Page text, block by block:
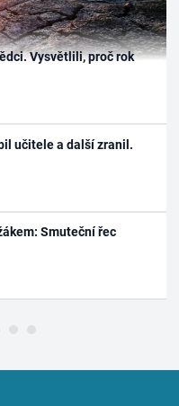
Vysvětlili, proč rok
učitele a další zranil.
Smuteční řec